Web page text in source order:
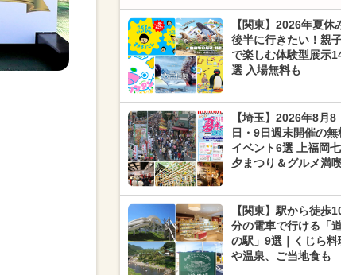
【関東】2026年夏休
後半に行きたい！親
で楽しむ体験型展示
選 入場無料も
【埼玉】2026年8月8
日・9日週末開催の無
イベント6選 上福岡七
夕まつり＆グルメ満
【関東】駅から徒歩
分の電車で行ける「
の駅」9選｜くじら料
や温泉、ご当地食も